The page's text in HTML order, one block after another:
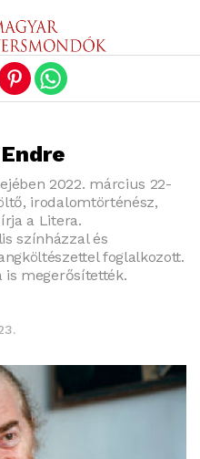
2022. március 22-
irodalomtörténész,
a Litera.
színházzal és
foglalkozott.
is megerősítették.
version